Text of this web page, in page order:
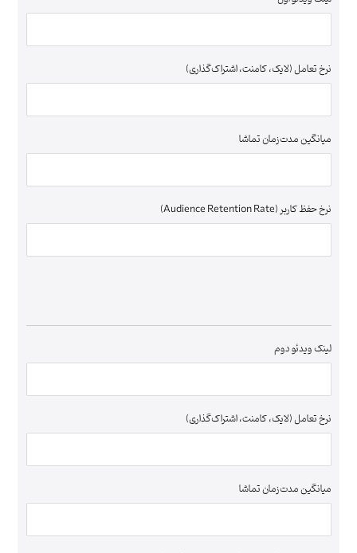
نرخ تعامل (لایک، کامنت، اشتراک‌گذاری)
میانگین مدت‌زمان تماشا
نرخ حفظ کاربر (Audience Retention Rate)
لینک ویدئو دوم
نرخ تعامل (لایک، کامنت، اشتراک‌گذاری)
میانگین مدت‌زمان تماشا